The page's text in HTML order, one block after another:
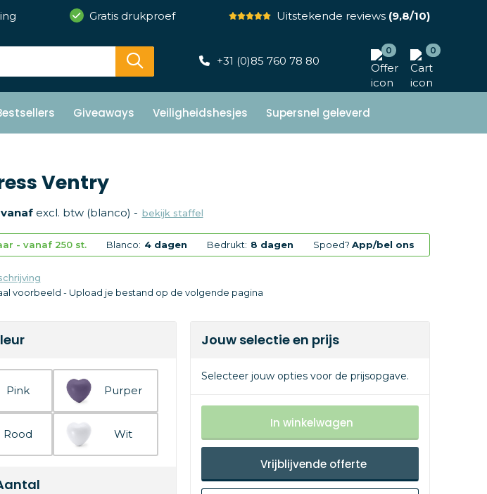
Gratis drukproef Uitstekende reviews(9,8/10)
+31 (0)85 760 78 80
0 0
Giveaways Veiligheidshesjes Supersnel geleverd
Ventry
vanafexcl. btw (blanco) - bekijk staffel
- vanaf 250 st. Blanco: 4 dagen Bedrukt: 8 dagen Spoed?App/bel ons
voorbeeld - Upload je bestand op de volgende pagina
Pink Purper
Rood Wit
Jouw selectie en prijs
Selecteer jouw opties voor de prijsopgave.
In winkelwagen
Vrijblijvende offerte